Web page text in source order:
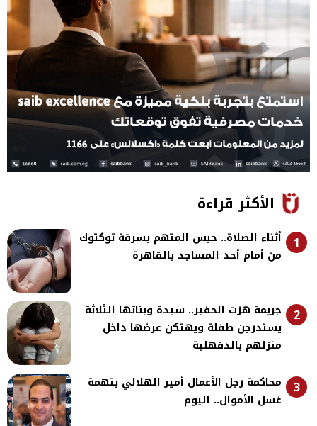
الأكثر قراءة
1
أثناء الصلاة.. حبس المتهم بسرقة توكتوك
من أمام أحد المساجد بالقاهرة
2
جريمة هزت الحفير.. سيدة وبناتها الثلاثة
يستدرجن طفلة ويهتكن عرضها داخل
منزلهم بالدقهلية
3
محاكمة رجل الأعمال أمير الهلالي بتهمة
غسل الأموال.. اليوم